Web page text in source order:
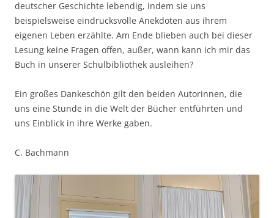
deutscher Geschichte lebendig, indem sie uns
beispielsweise eindrucksvolle Anekdoten aus ihrem
eigenen Leben erzählte. Am Ende blieben auch bei dieser
Lesung keine Fragen offen, außer, wann kann ich mir das
Buch in unserer Schulbibliothek ausleihen?
Ein großes Dankeschön gilt den beiden Autorinnen, die
uns eine Stunde in die Welt der Bücher entführten und
uns Einblick in ihre Werke gaben.
C. Bachmann